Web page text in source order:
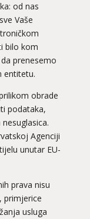
od nas
Vaše
bilo kom
prenesemo
entitetu.
obrade
podataka,
Agenciji
unutar EU-
prava nisu
primjerice
usluga